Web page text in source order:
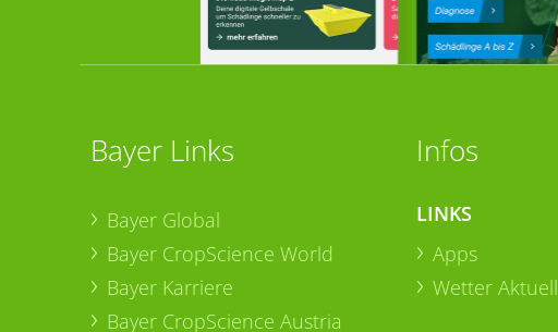
Bayer Links
Bayer Global
Bayer CropScience World
Bayer Karriere
Bayer CropScience Austria
Infos
LINKS
Apps
Wetter Aktuell